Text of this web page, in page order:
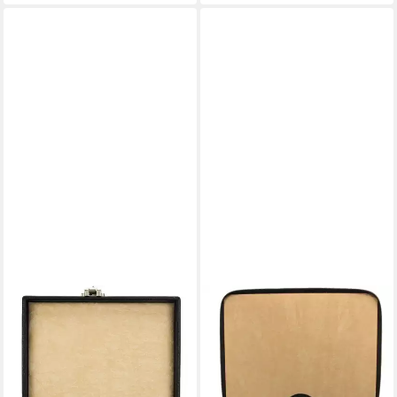
WINDROSE
Uhrenbox Beluga,
803860.08,
Uhrenaufbewahrung,
WINDROSE
Uhrenaufbewahrung,
Uhrenetui, max.Ø Uhren